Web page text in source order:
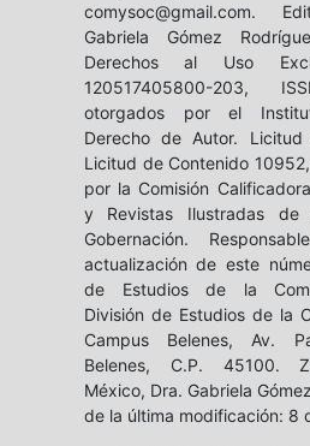
comysoc@gmail.com.
Gabriela Gómez
Derechos al Uso
120517405800-203,
otorgados por el
Derecho de Autor.
Licitud de Contenido
por la Comisión
y Revistas Ilustradas
Gobernación.
actualización de este
de Estudios de la
División de Estudios de la
Campus Belenes, Av.
Belenes, C.P. 45100.
México, Dra. Gabriela
de la última modificación: 8